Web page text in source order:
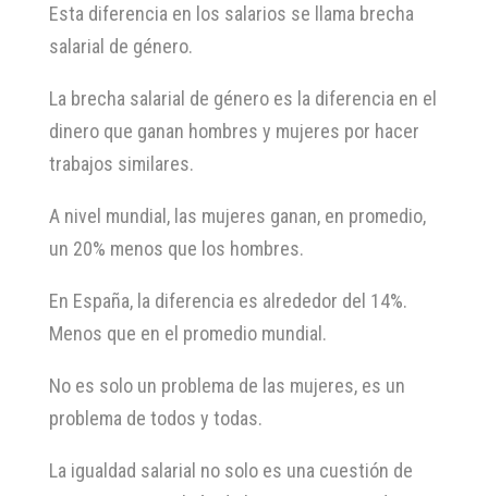
Esta diferencia en los salarios se llama brecha
salarial de género.
La brecha salarial de género es la diferencia en el
dinero que ganan hombres y mujeres por hacer
trabajos similares.
A nivel mundial, las mujeres ganan, en promedio,
un 20% menos que los hombres.
En España, la diferencia es alrededor del 14%.
Menos que en el promedio mundial.
No es solo un problema de las mujeres, es un
problema de todos y todas.
La igualdad salarial no solo es una cuestión de